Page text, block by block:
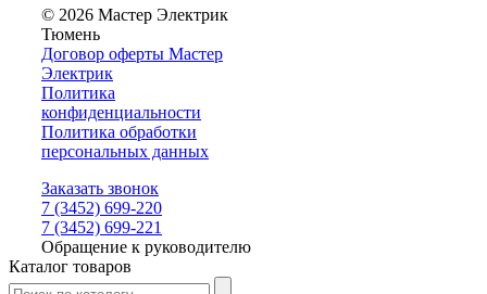
© 2026 Мастер Электрик
Тюмень
Договор оферты Мастер
Электрик
Политика
конфиденциальности
Политика обработки
персональных данных
Заказать звонок
7 (3452) 699-220
7 (3452) 699-221
Обращение к руководителю
Каталог товаров